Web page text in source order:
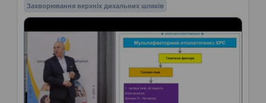
Захворювання верхніх дихальних шляхів